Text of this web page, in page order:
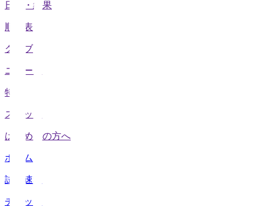
日程・結果
順位表
クラブ
ニュース
特集
スタッツ
はじめての方へ
ホーム
試合速報
チケット